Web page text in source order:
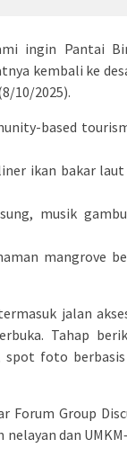
ingin Pantai
kembali ke
10/2025).
based
ikan bakar laut
musik
mangrove
jalan
Tahap
spot foto
Forum Group
nelayan dan